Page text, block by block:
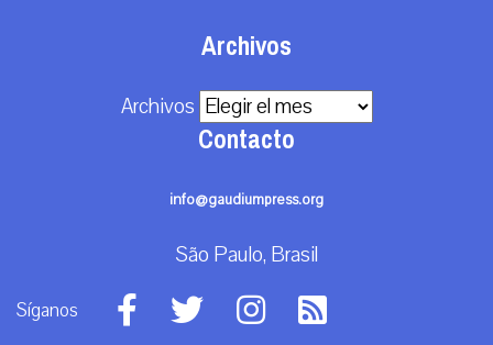
Archivos
Archivos
Contacto
info@gaudiumpress.org
São Paulo, Brasil
Síganos